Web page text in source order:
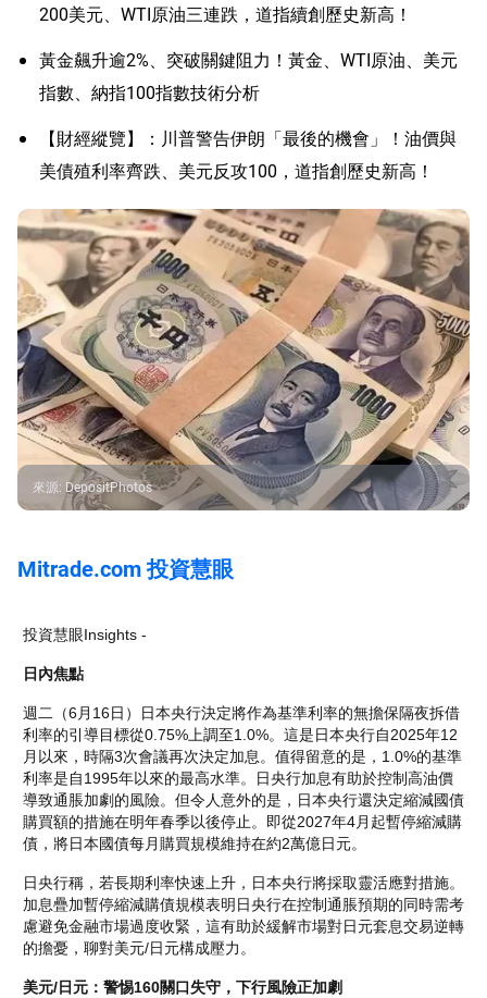
200美元、WTI原油三連跌，道指續創歷史新高！
黃金飆升逾2%、突破關鍵阻力！黃金、WTI原油、美元
指數、納指100指數技術分析
【財經縱覽】：川普警告伊朗「最後的機會」！油價與
美債殖利率齊跌、美元反攻100，道指創歷史新高！
來源: DepositPhotos
Mitrade.com 投資慧眼
投資慧眼Insights -
日內焦點
週二（6月16日）日本央行決定將作為基準利率的無擔保隔夜拆借
利率的引導目標從0.75%上調至1.0%。這是日本央行自2025年12
月以來，時隔3次會議再次決定加息。值得留意的是，1.0%的基準
利率是自1995年以來的最高水準。日央行加息有助於控制高油價
導致通脹加劇的風險。但令人意外的是，日本央行還決定縮減國債
購買額的措施在明年春季以後停止。即從2027年4月起暫停縮減購
債，將日本國債每月購買規模維持在約2萬億日元。
日央行稱，若長期利率快速上升，日本央行將採取靈活應對措施。
加息疊加暫停縮減購債規模表明日央行在控制通脹預期的同時需考
慮避免金融市場過度收緊，這有助於緩解市場對日元套息交易逆轉
的擔憂，聊對美元/日元構成壓力。
美元/日元：警惕160關口失守，下行風險正加劇